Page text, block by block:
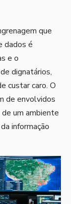
que
dados é
e o
dignatários,
custar caro. O
de envolvidos
um ambiente
informação